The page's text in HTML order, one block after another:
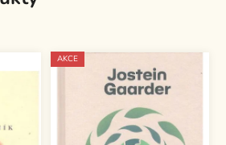
AKCE